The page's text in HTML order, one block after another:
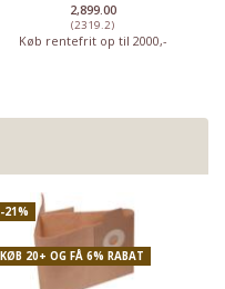
2,899.00
(2319.2)
Køb rentefrit op til 2000,-
-21%
KØB 20+ OG FÅ 6% RABAT